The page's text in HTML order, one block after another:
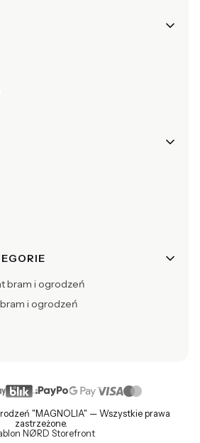
bram i ogrodzeń
i ogrodzeń
"MAGNOLIA" — Wszystkie prawa
zastrzeżone.
NØRD Storefront